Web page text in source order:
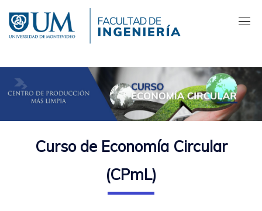
contenido
principal
Curso de Economía Circular
(CPmL)